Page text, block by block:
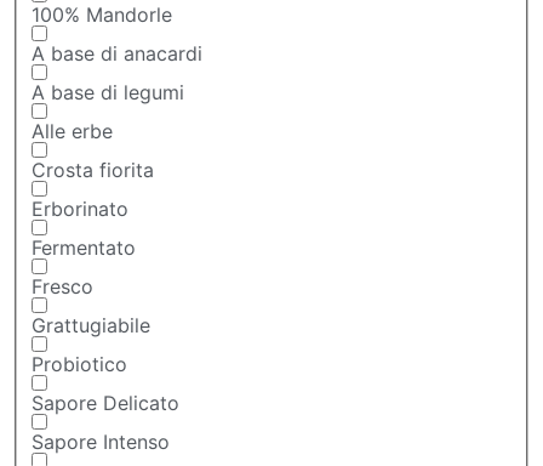
100% Mandorle
A base di anacardi
A base di legumi
Alle erbe
Crosta fiorita
Erborinato
Fermentato
Fresco
Grattugiabile
Probiotico
Sapore Delicato
Sapore Intenso